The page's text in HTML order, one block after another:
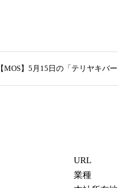
【MOS】5月15日の「テリヤキバ
URL
業種